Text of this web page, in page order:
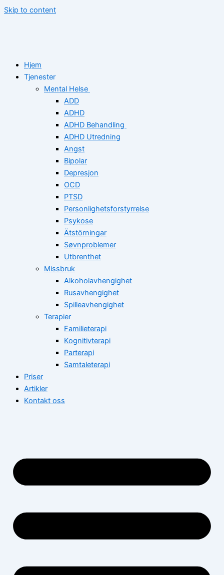
Skip to content
Hjem
Tjenester
Mental Helse
ADD
ADHD
ADHD Behandling
ADHD Utredning
Angst
Bipolar
Depresjon
OCD
PTSD
Personlighetsforstyrrelse
Psykose
Ätstörningar
Søvnproblemer
Utbrenthet
Missbruk
Alkoholavhengighet
Rusavhengighet
Spilleavhengighet
Terapier
Familieterapi
Kognitivterapi
Parterapi
Samtaleterapi
Priser
Artikler
Kontakt oss